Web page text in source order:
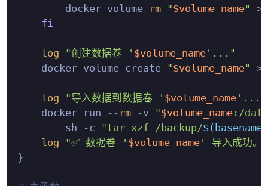
        docker volume
rm "$volume_name"
fi
log "创建数据卷 ' $volume_name'..."
    docker volume create
"$volume_name"
log "导入数据到数据卷 ' $volume_name'..."
    docker run --
rm -v "$volume_name:/
        sh -c
"tar xzf /backup/$(basename
log
"✅ 数据卷 ' $volume_name' 导入成功。"
}